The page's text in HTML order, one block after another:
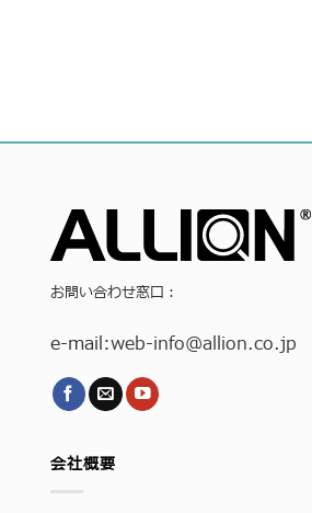
お問い合わせ窓口：
e-mail:web-info@allion.co.jp
会社概要